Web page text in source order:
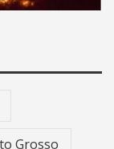
Grosso